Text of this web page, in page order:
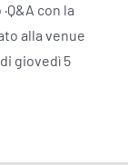
con la
alla venue
giovedì 5